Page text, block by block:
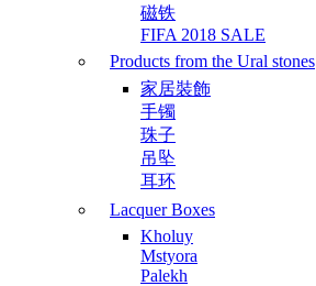
磁铁
FIFA 2018 SALE
Products from the Ural stones
家居裝飾
手镯
珠子
吊坠
耳环
Lacquer Boxes
Kholuy
Mstyora
Palekh